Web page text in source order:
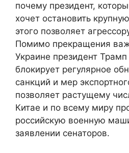
почему президент,
хочет остановить
этого позволяет
Помимо прекращения
Украине президент
блокирует регулярное
санкций и мер
позволяет растущему
Китае и по всему миру
российскую военную
заявлении сенаторов.